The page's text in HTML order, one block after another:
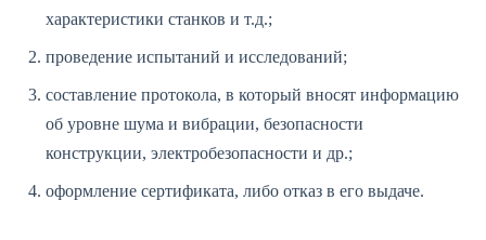
характеристики станков и т.д.;
проведение испытаний и исследований;
составление протокола, в который вносят информацию
об уровне шума и вибрации, безопасности
конструкции, электробезопасности и др.;
оформление сертификата, либо отказ в его выдаче.